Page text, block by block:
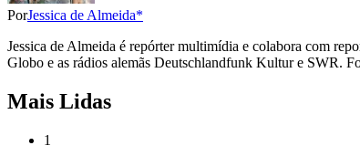
PorJessica de Almeida*
Jessica de Almeida é repórter multimídia e colabora com
Globo e as rádios alemãs Deutschlandfunk Kultur e SWR.
Mais Lidas
1